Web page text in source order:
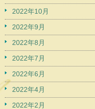
2022年10月
2022年9月
2022年8月
2022年7月
2022年6月
2022年4月
2022年2月